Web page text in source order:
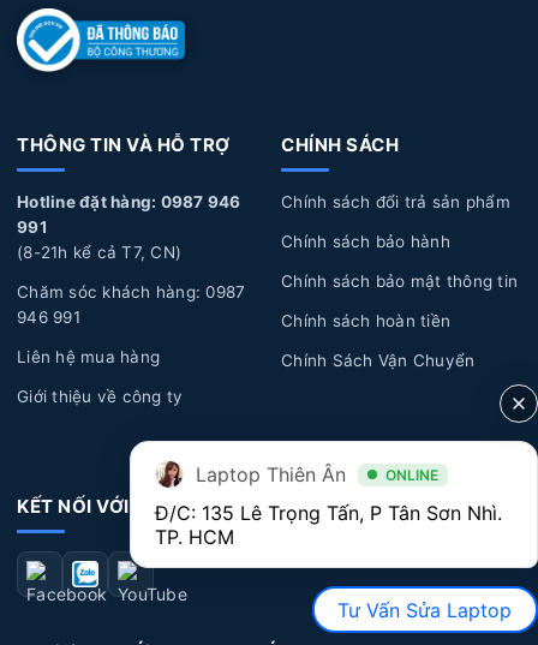
liên tục trong thời gian dài, không xả pin, pin bị phù
lên, Pin để lâu không sử dụng trong thời gian dài, làm
Tuổi thọ Pin:Laptop của bạn đã sử dụng một thời
gian dài, pin sẽ trải qua quá trình hao mòn tự nhiên dẫn
đến năng lượng giảm dần, hoặc pin bị biến dạng làm ảnh
hưởng đến các linh kiện bên trong laptop và phần vỏ của
máy.
Lỗi tác động vật lý:
Laptop bị rơi rớt, đổ chất lỏng,
cháy
nổ, va đập mạnh làm hư hỏng pin.
Dấu hiệu nhận biết Pin Laptop Dell bị hư hỏng
Thời lượng Pin:
Nếu bạn nhận thấy thời lượn pin
ngắn, sử dụng nhanh hết pin, có khi vừa rút sạc ra là
máy tắt luôn, lúc này bạn nên đi thay pin để không bị
ảnh hưởng đến hiệu suất máy cũng như quá trình sử
THÔNG TIN VÀ HỖ TRỢ
Hotline đặt hàng: 0987 946
991
(8-21h kể cả T7, CN)
Chăm sóc khách hàng: 0987
946 991
Liên hệ mua hàng
Giới thiệu về công ty
CHÍNH SÁCH
Chính sách đổi trả sản phẩm
Chính sách bảo hành
Chính sách bảo mật thông tin
Chính sách hoàn tiền
Chính Sách Vận Chuyển
KẾT NỐI VỚI CHÚNG TÔI
Laptop Thiên Ân ONLINE
Đ/C: 135 Lê Trọng Tấn, P Tân Sơn Nhì.
TP. HCM
Tư Vấn Sửa Laptop